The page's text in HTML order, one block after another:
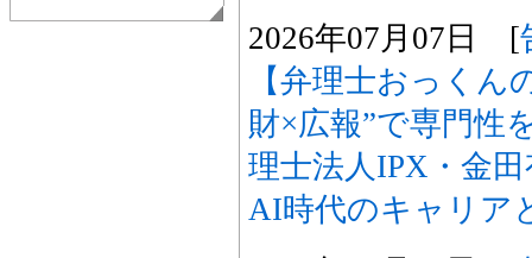
2026年07月07日 [
【弁理士おっくん
財×広報”で専門
理士法人IPX・金
AI時代のキャリア